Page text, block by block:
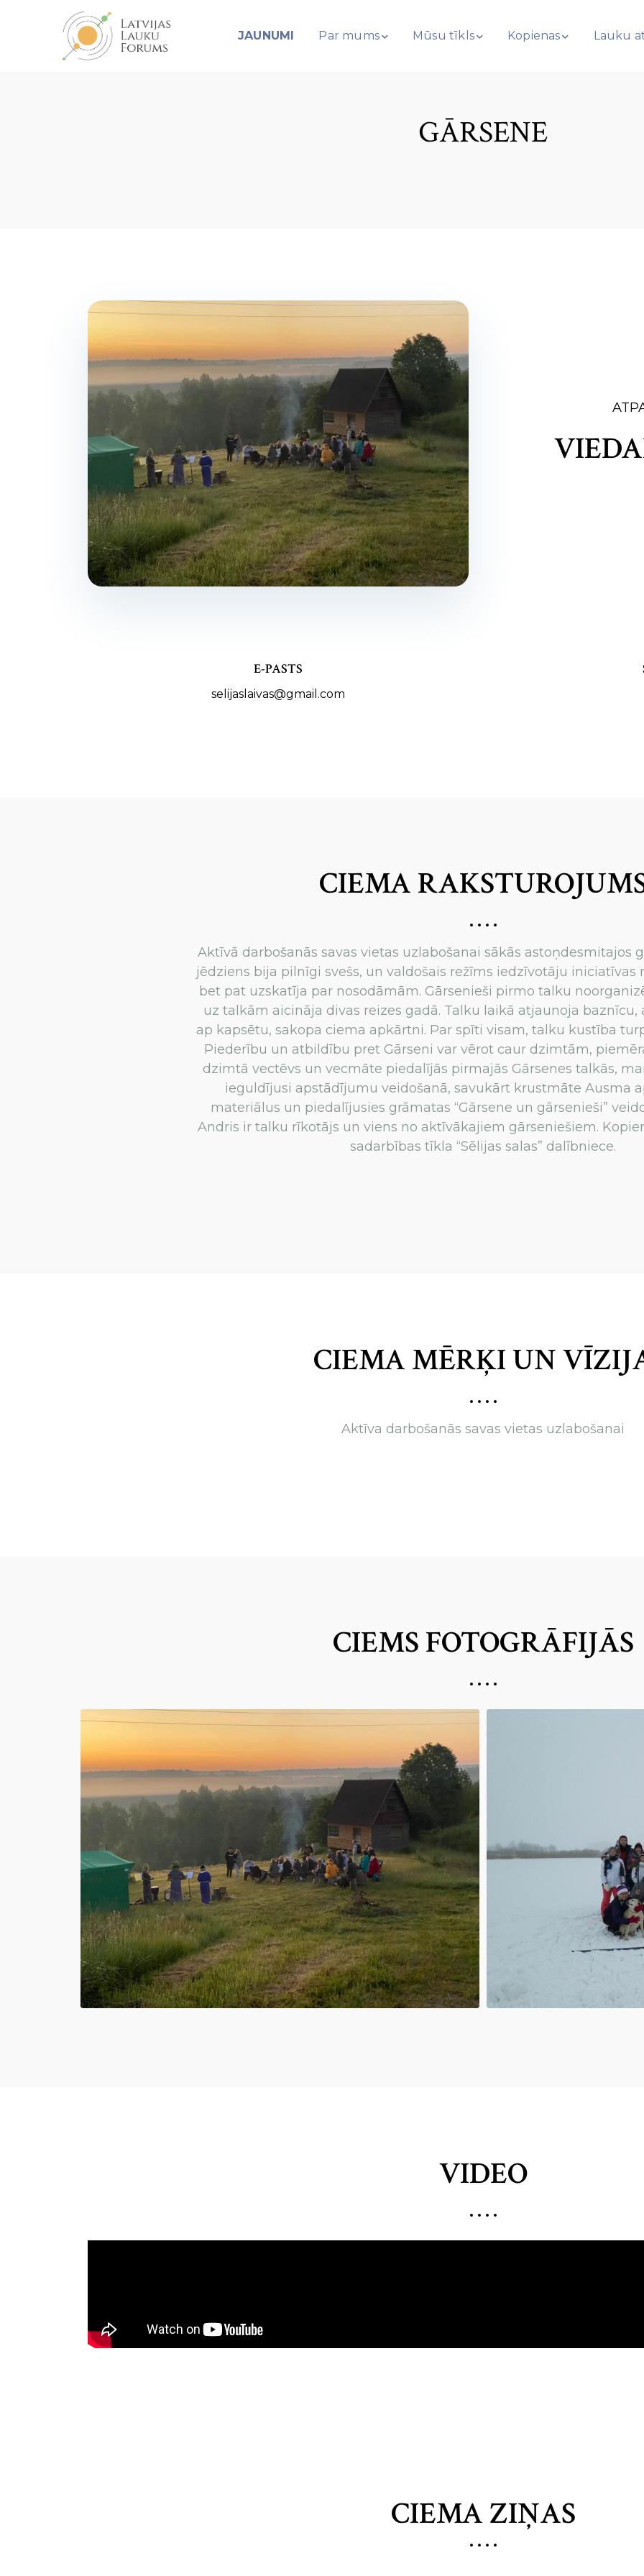
JAUNUMI Par mums Mūsu tīkls Kopienas Lauku
GĀRSENE
E-PASTS
selijaslaivas@gmail.com
CIEMA
Aktīvā darbošanās savas vietas uzlabošanai sākās astoņdesmitajos
jēdziens bija pilnīgi svešs, un valdošais režīms iedzīvotāju iniciatīvas
bet pat uzskatīja par nosodāmām. Gārsenieši pirmo talku
uz talkām aicināja divas reizes gadā. Talku laikā atjaunoja
ap kapsētu, sakopa ciema apkārtni. Par spīti visam, talku kustība
Piederību un atbildību pret Gārseni var vērot caur dzimtām,
dzimtā vectēvs un vecmāte piedalījās pirmajās Gārsenes talkās,
ieguldījusi apstādījumu veidošanā, savukārt krustmāte Ausma
materiālus un piedalījusies grāmatas “Gārsene un gārsenieši”
Andris ir talku rīkotājs un viens no aktīvākajiem gārseniešiem.
sadarbības tīkla “Sēlijas salas” dalībniece.
CIEMA MĒRĶI UN
Aktīva darbošanās savas vietas uzlabošanai
CIEMS FOTOGRĀFIJĀS
VIDEO
CIEMA ZIŅAS